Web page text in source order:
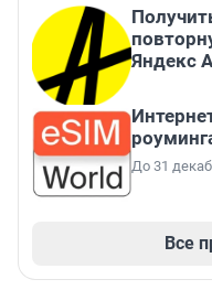
Яндекс
До 31
Все